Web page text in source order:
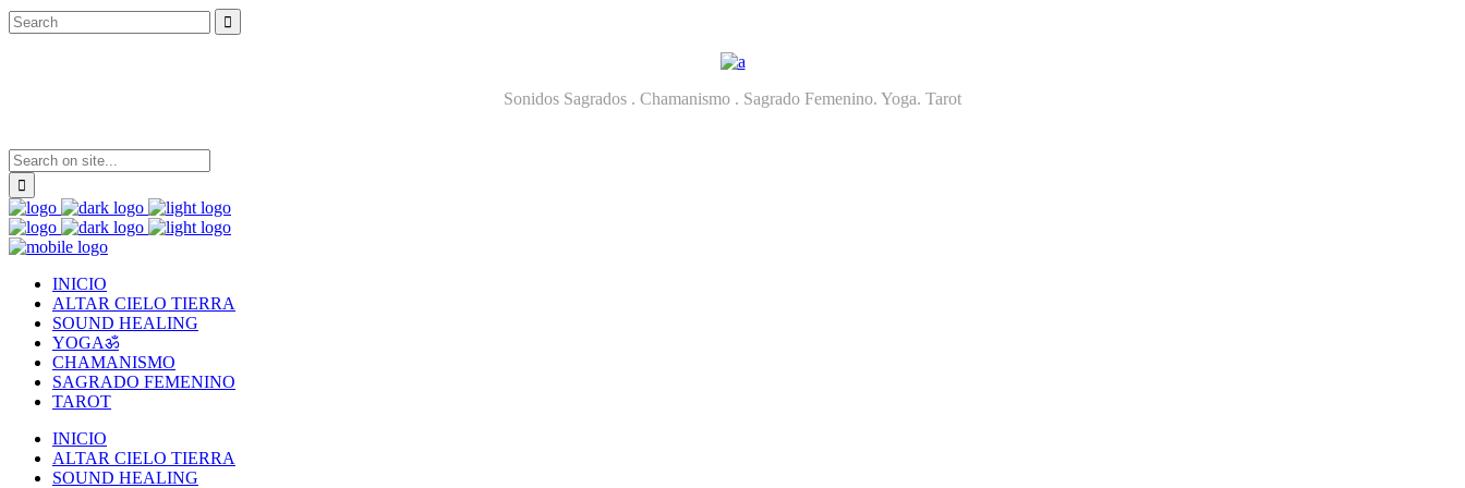
Sonidos Sagrados . Chamanismo . Sagrado Femenino. Yoga. Tarot
INICIO
ALTAR CIELO TIERRA
SOUND HEALING
YOGAॐ
CHAMANISMO
SAGRADO FEMENINO
TAROT
INICIO
ALTAR CIELO TIERRA
SOUND HEALING